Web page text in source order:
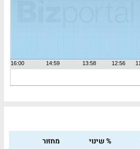
% שינוי
מחזור